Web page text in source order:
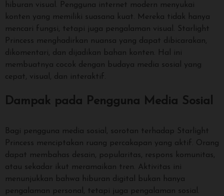
hiburan visual. Pengguna internet modern menyukai
konten yang memiliki suasana kuat. Mereka tidak hanya
mencari fungsi, tetapi juga pengalaman visual. Starlight
Princess menghadirkan nuansa yang dapat dibicarakan,
dikomentari, dan dijadikan bahan konten. Hal ini
membuatnya cocok dengan budaya media sosial yang
cepat, visual, dan interaktif.
Dampak pada Pengguna Media Sosial
Bagi pengguna media sosial, sorotan terhadap Starlight
Princess menciptakan ruang percakapan yang aktif. Orang
dapat membahas desain, popularitas, respons komunitas,
atau sekadar ikut meramaikan tren. Aktivitas ini
menunjukkan bahwa hiburan digital bukan hanya
pengalaman personal, tetapi juga pengalaman sosial.